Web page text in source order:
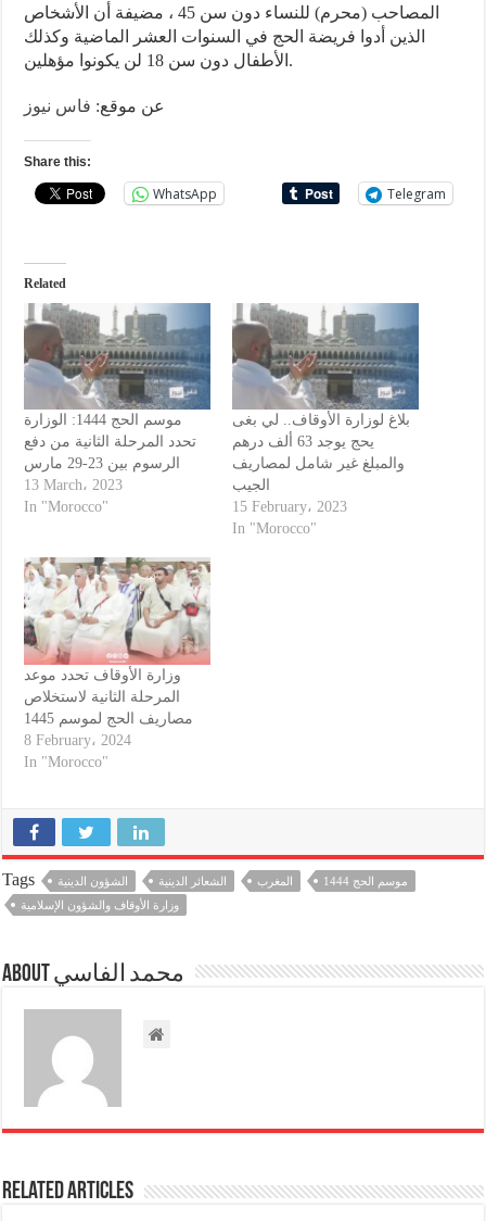
المصاحب (محرم) للنساء دون سن 45 ، مضيفة أن الأشخاص
الذين أدوا فريضة الحج في السنوات العشر الماضية وكذلك
الأطفال دون سن 18 لن يكونوا مؤهلين.
عن موقع: فاس نيوز
Share this:
WhatsApp Telegram
Related
موسم الحج 1444: الوزارة
تحدد المرحلة الثانية من دفع
الرسوم بين 23-29 مارس
13 March، 2023
In "Morocco"
بلاغ لوزارة الأوقاف.. لي بغى
يحج يوجد 63 ألف درهم
والمبلغ غير شامل لمصاريف
الجيب
15 February، 2023
In "Morocco"
وزارة الأوقاف تحدد موعد
المرحلة الثانية لاستخلاص
مصاريف الحج لموسم 1445
8 February، 2024
In "Morocco"
Tags الشؤون الدينية الشعائر الدينية المغرب
موسم الحج 1444
وزارة الأوقاف والشؤون الإسلامية
About محمد الفاسي
Related Articles